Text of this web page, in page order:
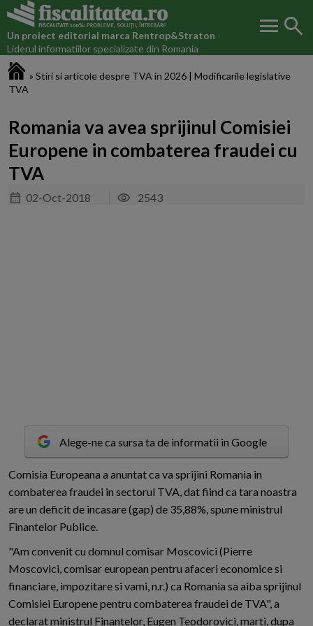
Un proiect editorial marca Rentrop&Straton -
Liderul informatiilor specializate din Romania
menu search
» Stiri si articole despre TVA in 2026 | Modificarile legislative
TVA
Romania va avea sprijinul Comisiei
Europene in combaterea fraudei cu
TVA
02-Oct-2018 2543
Alege-ne ca sursa ta de informatii in Google
Comisia Europeana a anuntat ca va sprijini Romania in
combaterea fraudei in sectorul TVA, dat fiind ca tara noastra
are un deficit de incasare (gap) de 35,88%, spune ministrul
Finantelor Publice.
"Am convenit cu domnul comisar Moscovici (Pierre
Moscovici, comisar european pentru afaceri economice si
financiare, impozitare si vami, n.r.) ca Romania sa aiba sprijinul
Comisiei Europene pentru combaterea fraudei de TVA", a
declarat ministrul Finantelor, Eugen Teodorovici, marti, dupa